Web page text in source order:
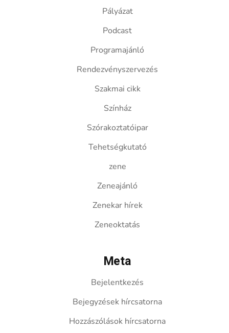
Pályázat
Podcast
Programajánló
Rendezvényszervezés
Szakmai cikk
Színház
Szórakoztatóipar
Tehetségkutató
zene
Zeneajánló
Zenekar hírek
Zeneoktatás
Meta
Bejelentkezés
Bejegyzések hírcsatorna
Hozzászólások hírcsatorna